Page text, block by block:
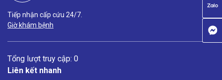
Tiếp nhận cấp cứu 24/7.
Giờ khám bệnh
Tổng lượt truy cập: 0
Liên kết nhanh